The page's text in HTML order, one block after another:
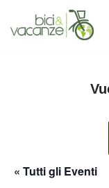
Vai
« Tutti gli Eventi